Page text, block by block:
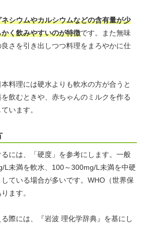
シウムやカルシウムなどの含有量が少
く飲みやすいのが特徴です。また無味
さを引き出しつつ料理をまろやかに仕
料理には硬水よりも軟水の方が合うと
飲むときや、赤ちゃんのミルクを作る
います。
には、「硬度」を参考にします。一般
L未満を軟水、100～300mg/L未満を中硬
ている場合が多いです。WHO（世界保
ます。
際には、『岩波 理化学辞典』を基にし